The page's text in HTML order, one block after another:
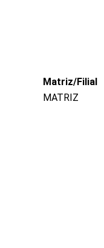
Matriz/Filial
MATRIZ